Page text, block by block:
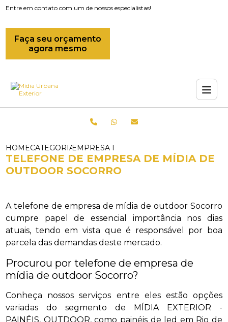
Entre em contato com um de nossos especialistas!
Faça seu orçamento
agora mesmo
HOMECATEGORIASEMPRESA DE MIDIAS
TELEFONE DE EMPRESA DE MÍDIA DE
OUTDOOR SOCORRO
A telefone de empresa de mídia de outdoor Socorro
cumpre papel de essencial importância nos dias
atuais, tendo em vista que é responsável por boa
parcela das demandas deste mercado.
Procurou por telefone de empresa de
mídia de outdoor Socorro?
Conheça nossos serviços entre eles estão opções
variadas do segmento de MÍDIA EXTERIOR -
PAINÉIS, OUTDOOR, como painéis de led em Rio de